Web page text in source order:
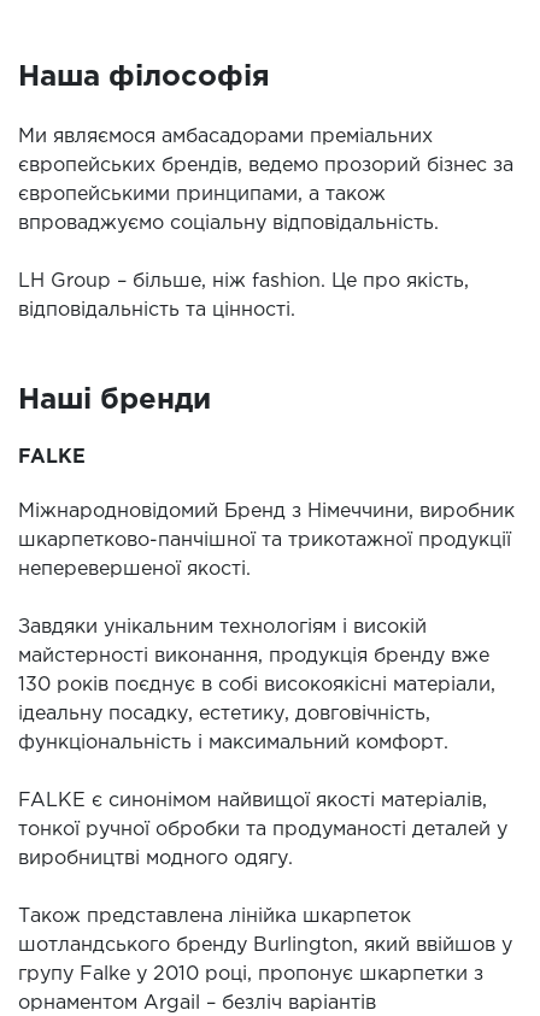
Наша філософія
Ми являємося амбасадорами преміальних
європейських брендів, ведемо прозорий бізнес за
європейськими принципами, а також
впроваджуємо соціальну відповідальність.
LH Group – більше, ніж fashion. Це про якість,
відповідальність та цінності.
Наші бренди
FALKE
Міжнародновідомий Бренд з Німеччини, виробник
шкарпетково-панчішної та трикотажної продукції
неперевершеної якості.
Завдяки унікальним технологіям і високій
майстерності виконання, продукція бренду вже
130 років поєднує в собі високоякісні матеріали,
ідеальну посадку, естетику, довговічність,
функціональність і максимальний комфорт.
FALKE є синонімом найвищої якості матеріалів,
тонкої ручної обробки та продуманості деталей у
виробництві модного одягу.
Також представлена лінійка шкарпеток
шотландського бренду Burlington, який ввійшов у
групу Falke у 2010 році, пропонує шкарпетки з
орнаментом Argail – безліч варіантів